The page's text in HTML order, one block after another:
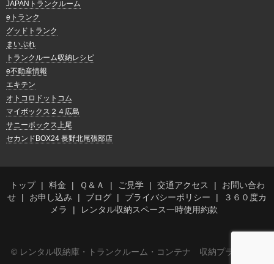
JAPANトランクルーム
eトランク
グッドトランク
まいぷれ
トランクルーム収納レシピ
e不動産情報
エキテン
オトコロドットコム
マイボックス２４広島
サニーボックス上尾
セカンドBOX24 長野北尾張部店
トップ 料金 Ｑ＆Ａ ご見学 交通アクセス
お問い合わ
せ
お申し込み ブログ プライバシーポリシー
３６０度カ
メラ
レンタル収納スペース一時使用約款
© レンタル収納庫・トランクルーム・コンテナ 収納プラス萱町店